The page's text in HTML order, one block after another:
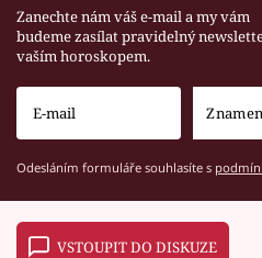
Zanechte nám váš e-mail a my vám
budeme zasílat pravidelný
vaším horoskopem.
Odesláním formuláře souhlasíte s
VSTOUPIT DO DISKUZE